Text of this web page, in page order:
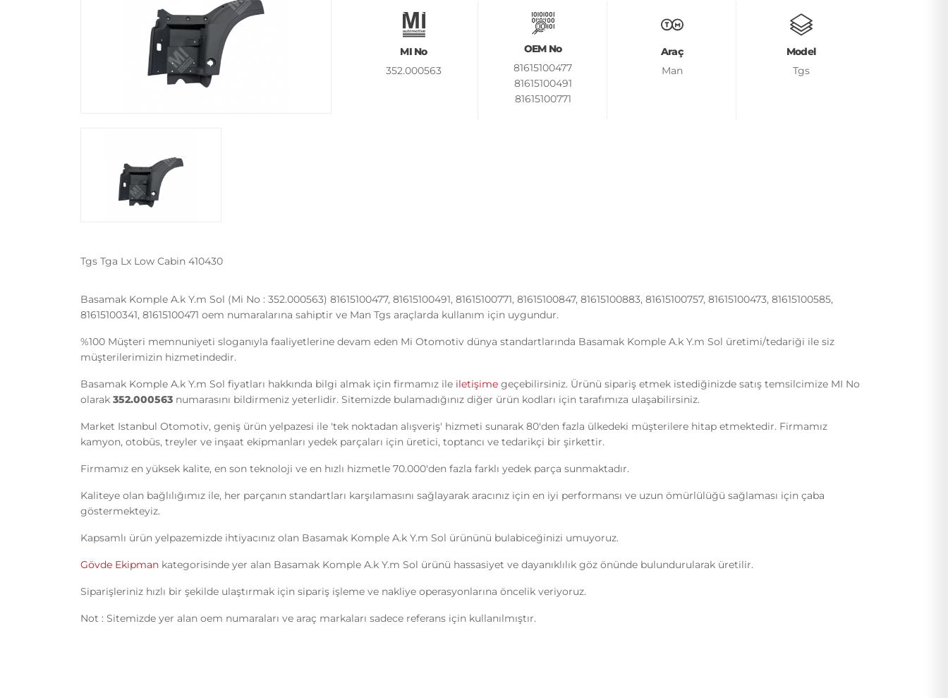
Tgs Tga Lx Low Cabin 410430
MI No
352.000563
OEM No
81615100477
81615100491
81615100771
Araç
Man
Model
Tgs
Basamak Komple A.k Y.m Sol (Mi No : 352.000563) 81615100477, 81615100491, 81615100771, 81615100847, 81615100883, 81615100757, 81615100473, 81615100585,
81615100341, 81615100471 oem numaralarına sahiptir ve Man Tgs araçlarda kullanım için uygundur.
%100 Müşteri memnuniyeti sloganıyla faaliyetlerine devam eden Mi Otomotiv dünya standartlarında Basamak Komple A.k Y.m Sol üretimi/tedariği ile siz
müşterilerimizin hizmetindedir.
Basamak Komple A.k Y.m Sol fiyatları hakkında bilgi almak için firmamız ile iletişime geçebilirsiniz. Ürünü sipariş etmek istediğinizde satış temsilcimize MI No
olarak 352.000563 numarasını bildirmeniz yeterlidir. Sitemizde bulamadığınız diğer ürün kodları için tarafımıza ulaşabilirsiniz.
Market Istanbul Otomotiv, geniş ürün yelpazesi ile 'tek noktadan alışveriş' hizmeti sunarak 80'den fazla ülkedeki müşterilere hitap etmektedir. Firmamız
kamyon, otobüs, treyler ve inşaat ekipmanları yedek parçaları için üretici, toptancı ve tedarikçi bir şirkettir.
Firmamız en yüksek kalite, en son teknoloji ve en hızlı hizmetle 70.000'den fazla farklı yedek parça sunmaktadır.
Kaliteye olan bağlılığımız ile, her parçanın standartları karşılamasını sağlayarak aracınız için en iyi performansı ve uzun ömürlülüğü sağlaması için çaba
göstermekteyiz.
Kapsamlı ürün yelpazemizde ihtiyacınız olan Basamak Komple A.k Y.m Sol ürününü bulabiceğinizi umuyoruz.
Gövde Ekipman kategorisinde yer alan Basamak Komple A.k Y.m Sol ürünü hassasiyet ve dayanıklılık göz önünde bulundurularak üretilir.
Siparişleriniz hızlı bir şekilde ulaştırmak için sipariş işleme ve nakliye operasyonlarına öncelik veriyoruz.
Not : Sitemizde yer alan oem numaraları ve araç markaları sadece referans için kullanılmıştır.